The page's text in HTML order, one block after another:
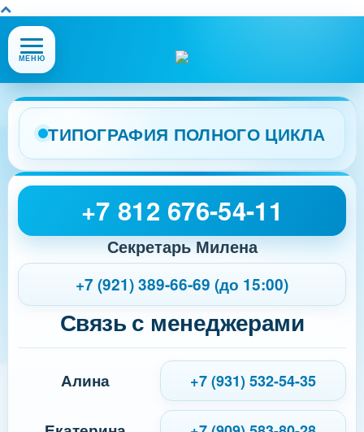
Открыть
или
меню
сайта
МЕНЮ
ТИПОГРАФИЯ ПОЛНОГО ЦИКЛА
+7 812 676-54-11
Секретарь Милена
+7 (921) 389-66-69 (до 15:00)
Связь с менеджерами
Алина +7 (931) 532-54-35